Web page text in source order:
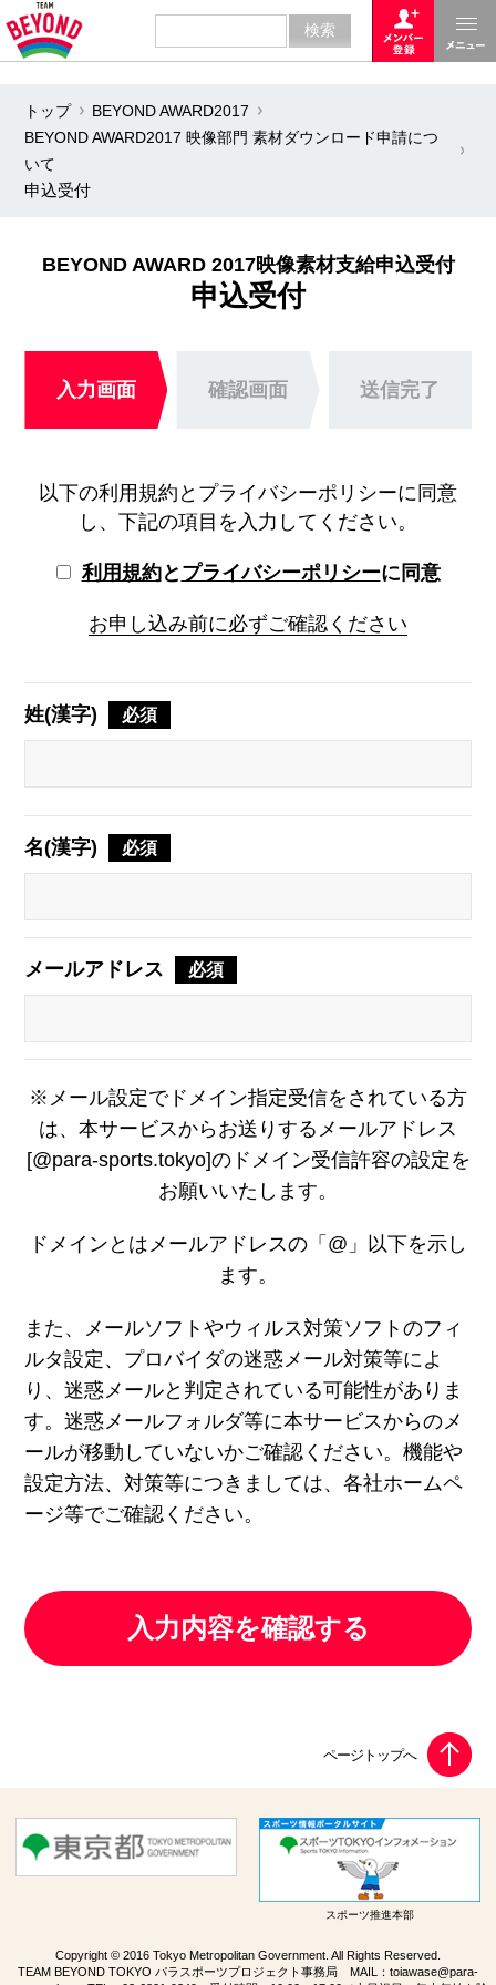
トップ
BEYOND AWARD2017
BEYOND AWARD2017 映像部門 素材ダウンロード申請につ
いて
申込受付
BEYOND AWARD 2017映像素材支給申込受付
申込受付
入力画面 確認画面 送信完了
以下の利用規約とプライバシーポリシーに同意
し、下記の項目を入力してください。
利用規約と プライバシーポリシーに同意
お申し込み前に必ずご確認ください
姓(漢字) 必須
名(漢字) 必須
メールアドレス 必須
※メール設定でドメイン指定受信をされている方
は、本サービスからお送りするメールアドレス
[@para-sports.tokyo]のドメイン受信許容の設定を
お願いいたします。
ドメインとはメールアドレスの「@」以下を示し
ます。
また、メールソフトやウィルス対策ソフトのフィ
ルタ設定、プロバイダの迷惑メール対策等によ
り、迷惑メールと判定されている可能性がありま
す。迷惑メールフォルダ等に本サービスからのメ
ールが移動していないかご確認ください。機能や
設定方法、対策等につきましては、各社ホームペ
ージ等でご確認ください。
スポーツ推進本部
Copyright © 2016 Tokyo Metropolitan Government. All Rights Reserved.
TEAM BEYOND TOKYO パラスポーツプロジェクト事務局 MAIL： toiawase@para-